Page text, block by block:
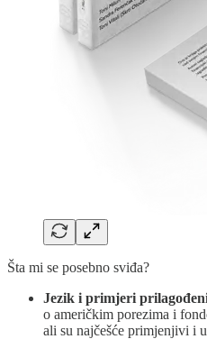
Šta mi se posebno sviđa?
Jezik i primjeri
o američkim porezima i
ali su najčešće primjenjivi i